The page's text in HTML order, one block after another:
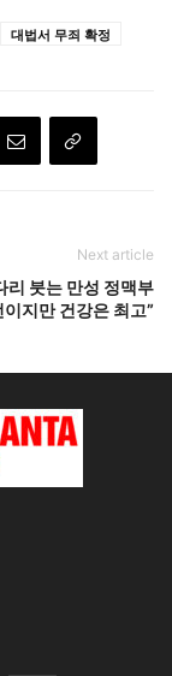
대법서 무죄 확정
Next article
리 붓는 만성 정맥부
이지만 건강은 최고”